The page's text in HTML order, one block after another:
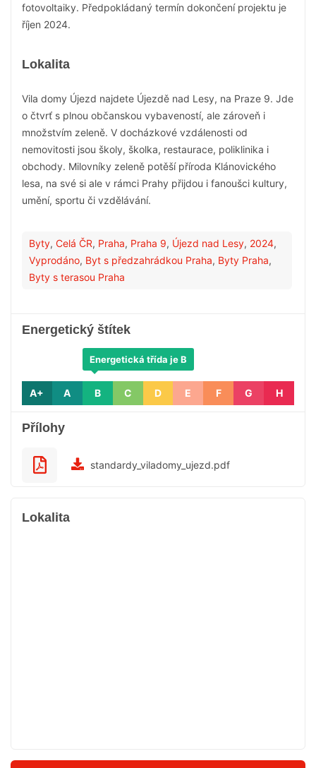
fotovoltaiky. Předpokládaný termín dokončení projektu je
říjen 2024.
Lokalita
Vila domy Újezd najdete Újezdě nad Lesy, na Praze 9. Jde
o čtvrť s plnou občanskou vybaveností, ale zároveň i
množstvím zeleně. V docházkové vzdálenosti od
nemovitosti jsou školy, školka, restaurace, poliklinika i
obchody. Milovníky zeleně potěší příroda Klánovického
lesa, na své si ale v rámci Prahy přijdou i fanoušci kultury,
umění, sportu či vzdělávání.
Byty, Celá ČR, Praha, Praha 9, Újezd nad Lesy, 2024,
Vyprodáno, Byt s předzahrádkou Praha, Byty Praha,
Byty s terasou Praha
Energetický štítek
A+ A B
Energetická třída je B
C D E F G H
Přílohy
standardy_viladomy_ujezd.pdf
Lokalita